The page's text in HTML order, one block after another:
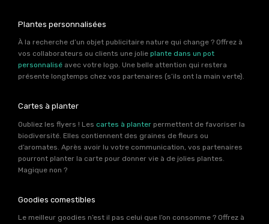
Plantes personnalisées
À la recherche d’un objet publicitaire nature qui change ? Offrez à
vos collaborateurs ou clients une jolie plante dans un pot
personnalisé avec votre logo. Une belle attention qui restera
présente longtemps chez vos partenaires (s’ils ont la main verte).
Cartes à planter
Oubliez les flyers ! Les cartes à planter permettent de favoriser la
biodiversité. Elles contiennent des graines de fleurs ou
d’aromates. Après avoir lu votre communication, vos partenaires
pourront planter la carte pour donner vie à de jolies plantes.
Magique non ?
Goodies comestibles
Le meilleur goodies n’est il pas celui que l’on consomme ? Offrez à